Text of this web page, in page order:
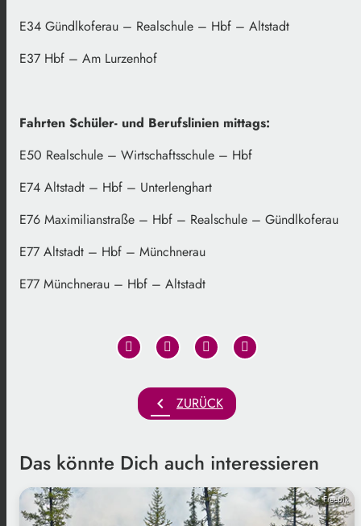
E34 Gündlkoferau – Realschule – Hbf – Altstadt
E37 Hbf – Am Lurzenhof
Fahrten Schüler- und Berufslinien mittags:
E50 Realschule – Wirtschaftsschule – Hbf
E74 Altstadt – Hbf – Unterlenghart
E76 Maximilianstraße – Hbf – Realschule – Gündlkoferau
E77 Altstadt – Hbf – Münchnerau
E77 Münchnerau – Hbf – Altstadt
chevron_left ZURÜCK
Das könnte Dich auch interessieren
Freepik